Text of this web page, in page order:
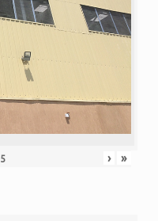
5 › »